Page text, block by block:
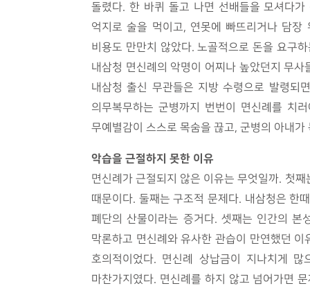
돌렸다. 한 바퀴 돌고 나면 선배들을 모셔다
억지로 술을 먹이고, 연못에 빠뜨리거나 담
비용도 만만치 않았다. 노골적으로 돈을 요구
내삼청 면신례의 악명이 어찌나 높았던지 무
내삼청 출신 무관들은 지방 수령으로 발령되
의무복무하는 군병까지 번번이 면신례를 치
무예별감이 스스로 목숨을 끊고, 군병의 아내
악습을 근절하지 못한 이유
면신례가 근절되지 않은 이유는 무엇일까. 첫
때문이다. 둘째는 구조적 문제다. 내삼청은 한
폐단의 산물이라는 증거다. 셋째는 인간의
막론하고 면신례와 유사한 관습이 만연했던
호의적이었다. 면신례 상납금이 지나치게
마찬가지였다. 면신례를 하지 않고 넘어가면